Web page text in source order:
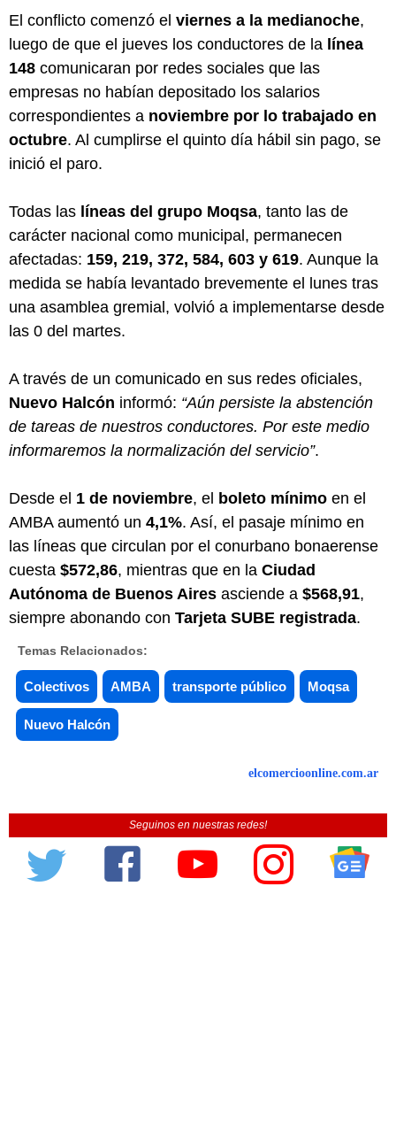
El conflicto comenzó el viernes a la medianoche,
luego de que el jueves los conductores de la línea
148 comunicaran por redes sociales que las
empresas no habían depositado los salarios
correspondientes a noviembre por lo trabajado en
octubre. Al cumplirse el quinto día hábil sin pago, se
inició el paro.
Todas las líneas del grupo Moqsa, tanto las de
carácter nacional como municipal, permanecen
afectadas: 159, 219, 372, 584, 603 y 619. Aunque la
medida se había levantado brevemente el lunes tras
una asamblea gremial, volvió a implementarse desde
las 0 del martes.
A través de un comunicado en sus redes oficiales,
Nuevo Halcón informó: “Aún persiste la abstención
de tareas de nuestros conductores. Por este medio
informaremos la normalización del servicio”.
Desde el 1 de noviembre, el boleto mínimo en el
AMBA aumentó un 4,1%. Así, el pasaje mínimo en
las líneas que circulan por el conurbano bonaerense
cuesta $572,86, mientras que en la Ciudad
Autónoma de Buenos Aires asciende a $568,91,
siempre abonando con Tarjeta SUBE registrada.
Temas Relacionados:
Colectivos AMBA transporte público Moqsa
Nuevo Halcón
elcomercioonline.com.ar
Seguinos en nuestras redes!